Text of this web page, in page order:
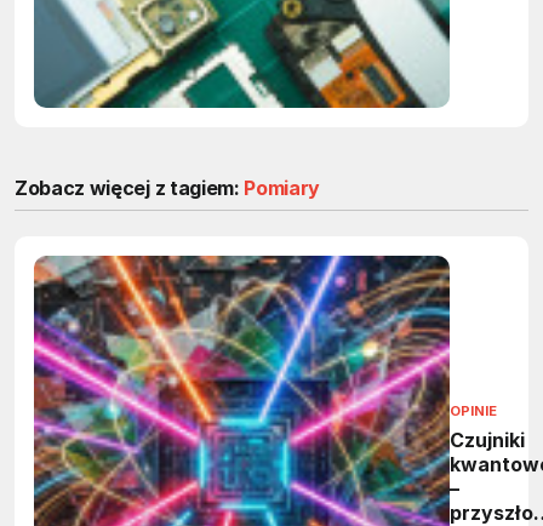
Zobacz więcej z tagiem: Pomiary
OPINIE
Czujniki
–